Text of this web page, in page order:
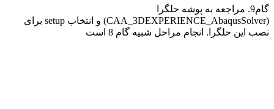
گام9. مراجعه به پوشه حلگرا
(
CAA_3DEXPERIENCE_AbaqusSolver) و انتخاب setup برای
نصب این حلگرا. انجام مراحل شبیه گام 8 است